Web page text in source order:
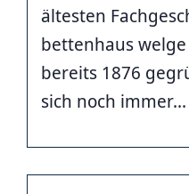
ältesten
bettenhaus
bereits 1876
sich noch immer...